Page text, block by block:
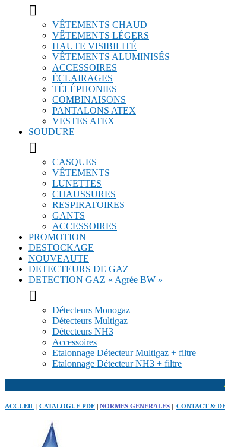

VÊTEMENTS CHAUD
VÊTEMENTS LÉGERS
HAUTE VISIBILITÉ
VÊTEMENTS ALUMINISÉS
ACCESSOIRES
ÉCLAIRAGES
TÉLÉPHONIES
COMBINAISONS
PANTALONS ATEX
VESTES ATEX
SOUDURE

CASQUES
VÊTEMENTS
LUNETTES
CHAUSSURES
RESPIRATOIRES
GANTS
ACCESSOIRES
PROMOTION
DESTOCKAGE
NOUVEAUTE
DETECTEURS DE GAZ
DETECTION GAZ « Agrée BW »

Détecteurs Monogaz
Détecteurs Multigaz
Détecteurs NH3
Accessoires
Etalonnage Détecteur Multigaz + filtre
Etalonnage Détecteur NH3 + filtre
ACCUEIL | CATALOGUE PDF | NORMES GENERALES | CONTACT &